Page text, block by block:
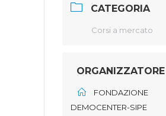
CATEGORIA
Corsi a mercato
ORGANIZZATORE
FONDAZIONE
DEMOCENTER-SIPE